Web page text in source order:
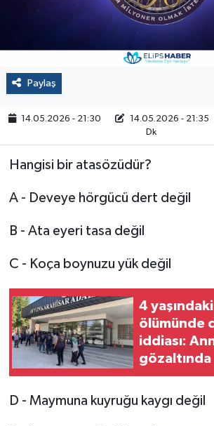
Paylaş
14.05.2026 - 21:30 14.05.2026 - 21:35
Dk
Hangisi bir atasözüdür?
A - Deveye hörgücü dert değil
B - Ata eyeri tasa değil
C - Koça boynuzu yük değil
4
ölümünde
iddiası:
gözaltında
D - Maymuna kuyruğu kaygı değil
Spor
Çalışma Hayatı